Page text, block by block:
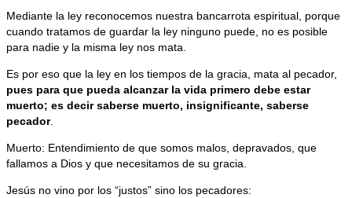
Mediante la ley reconocemos nuestra bancarrota espiritual, porque
cuando tratamos de guardar la ley ninguno puede, no es posible
para nadie y la misma ley nos mata.
Es por eso que la ley en los tiempos de la gracia, mata al pecador,
pues para que pueda alcanzar la vida primero debe estar
muerto; es decir saberse muerto, insignificante, saberse
pecador.
Muerto: Entendimiento de que somos malos, depravados, que
fallamos a Dios y que necesitamos de su gracia.
Jesús no vino por los “justos” sino los pecadores: